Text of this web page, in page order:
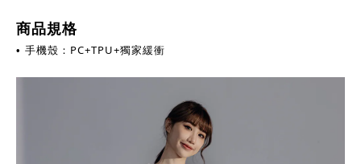
商品規格
• 手機殼：PC+TPU+獨家緩衝